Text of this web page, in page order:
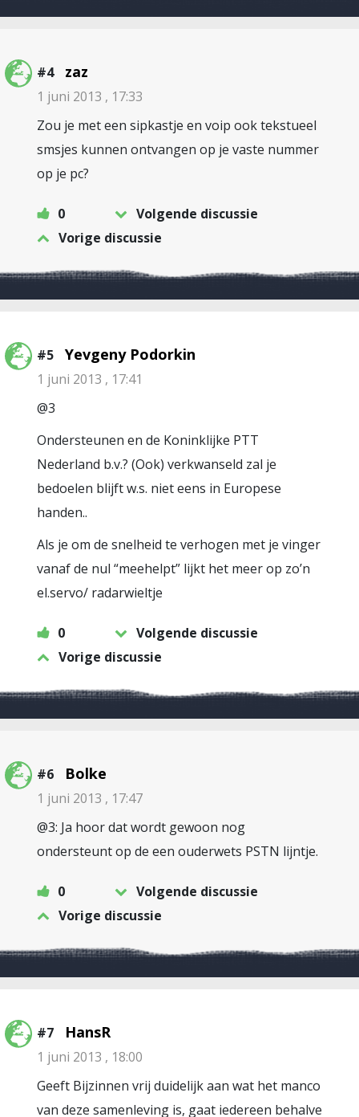
#4 zaz
1 juni 2013 , 17:33
Zou je met een sipkastje en voip ook tekstueel
smsjes kunnen ontvangen op je vaste nummer
op je pc?
0
Volgende discussie
Vorige discussie
#5 Yevgeny Podorkin
1 juni 2013 , 17:41
@3
Ondersteunen en de Koninklijke PTT
Nederland b.v.? (Ook) verkwanseld zal je
bedoelen blijft w.s. niet eens in Europese
handen..
Als je om de snelheid te verhogen met je vinger
vanaf de nul “meehelpt” lijkt het meer op zo’n
el.servo/ radarwieltje
0
Volgende discussie
Vorige discussie
#6 Bolke
1 juni 2013 , 17:47
@3: Ja hoor dat wordt gewoon nog
ondersteunt op de een ouderwets PSTN lijntje.
0
Volgende discussie
Vorige discussie
#7 HansR
1 juni 2013 , 18:00
Geeft Bijzinnen vrij duidelijk aan wat het manco
van deze samenleving is, gaat iedereen behalve